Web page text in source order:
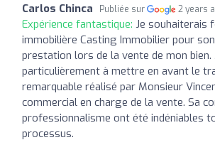
Carlos Chinca Publiée sur 2 years
Expérience fantastique: Je souhaiterais
immobilière Casting Immobilier pour
prestation lors de la vente de mon bien.
particulièrement à mettre en avant le
remarquable réalisé par Monsieur
commercial en charge de la vente. Sa
professionnalisme ont été indéniables
processus.